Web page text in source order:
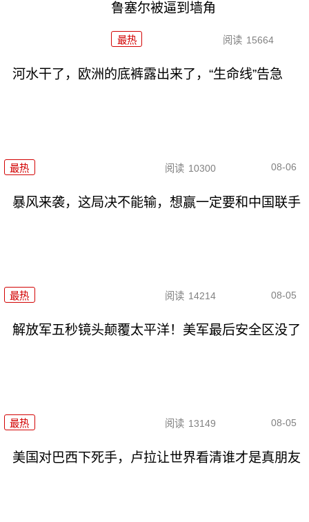
鲁塞尔被逼到墙角
最热 阅读 15664
河水干了，欧洲的底裤露出来了，“生命线”告急
最热 阅读 10300 08-06
暴风来袭，这局决不能输，想赢一定要和中国联手
最热 阅读 14214 08-05
解放军五秒镜头颠覆太平洋！美军最后安全区没了
最热 阅读 13149 08-05
美国对巴西下死手，卢拉让世界看清谁才是真朋友